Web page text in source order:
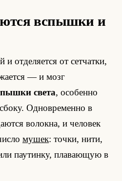
вспышки и
и отделяется от сетчатки,
— и мозг
света, особенно
Одновременно в
волокна, и человек
мушек: точки, нити,
паутинку, плавающую в